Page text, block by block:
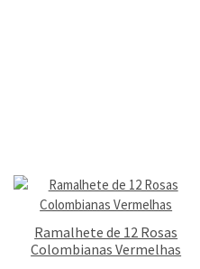
Ramalhete de 12 Rosas
Colombianas Vermelhas